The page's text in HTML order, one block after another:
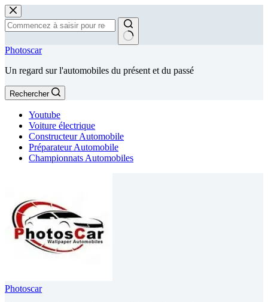
Passer
au
contenu
Aucun
Photoscar
Un regard sur l'automobiles du présent et du passé
Rechercher
Youtube
Voiture électrique
Constructeur Automobile
Préparateur Automobile
Championnats Automobiles
Photoscar